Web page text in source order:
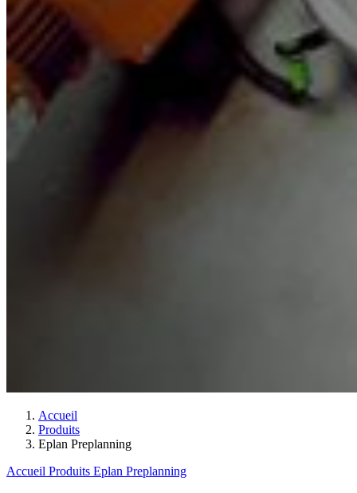
Accueil
Produits
Eplan Preplanning
Accueil Produits Eplan Preplanning